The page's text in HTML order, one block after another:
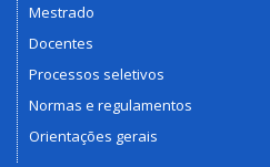
Mestrado
Docentes
Processos seletivos
Normas e regulamentos
Orientações gerais